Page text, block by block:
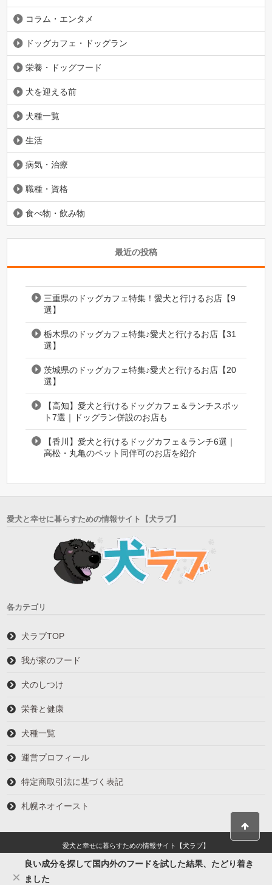
コラム・エンタメ
ドッグカフェ・ドッグラン
栄養・ドッグフード
犬を迎える前
犬種一覧
生活
病気・治療
職種・資格
食べ物・飲み物
最近の投稿
三重県のドッグカフェ特集！愛犬と行けるお店【9
選】
栃木県のドッグカフェ特集♪愛犬と行けるお店【31
選】
茨城県のドッグカフェ特集♪愛犬と行けるお店【20
選】
【高知】愛犬と行けるドッグカフェ＆ランチスポッ
ト7選｜ドッグラン併設のお店も
【香川】愛犬と行けるドッグカフェ＆ランチ6選｜
高松・丸亀のペット同伴可のお店を紹介
愛犬と幸せに暮らすための情報サイト【犬ラブ】
各カテゴリ
犬ラブTOP
我が家のフード
犬のしつけ
栄養と健康
犬種一覧
運営プロフィール
特定商取引法に基づく表記
札幌ネオイースト
愛犬と幸せに暮らすための情報サイト【犬ラブ】
×
良い成分を探して国内外のフードを試した結果、たどり着き
ました